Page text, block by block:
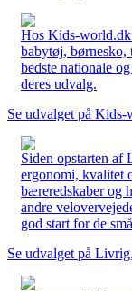
Hos Kids-
babytøj, børnesko,
bedste nationale
deres udvalg.
Se udvalget på
Siden opstarten af
ergonomi, kvalitet
bæreredskaber og
andre
god start for de
Se udvalget på